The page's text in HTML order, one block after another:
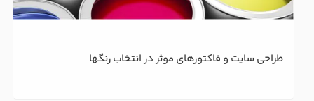
طراحی سایت و فاکتورهای موثر در انتخاب رنگها